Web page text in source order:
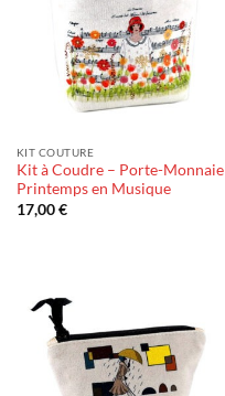
KIT COUTURE
Kit à Coudre – Porte-Monnaie
Printemps en Musique
17,00€